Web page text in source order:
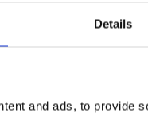
Details
and ads, to provide
Kontaktdaten unten